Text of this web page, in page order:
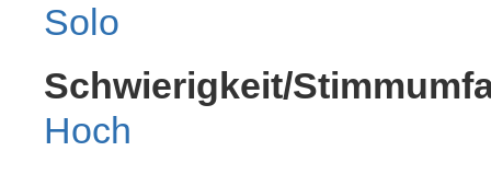
Solo
Schwierigkeit/
Hoch